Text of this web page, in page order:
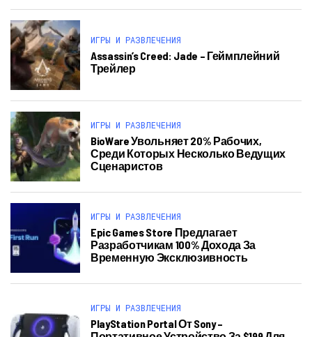
ИГРЫ И РАЗВЛЕЧЕНИЯ
Assassin’s Creed: Jade – Геймплейний
Трейлер
ИГРЫ И РАЗВЛЕЧЕНИЯ
BioWare Увольняет 20% Рабочих,
Среди Которых Несколько Ведущих
Сценаристов
ИГРЫ И РАЗВЛЕЧЕНИЯ
Epic Games Store Предлагает
Разработчикам 100% Дохода За
Временную Эксклюзивность
ИГРЫ И РАЗВЛЕЧЕНИЯ
PlayStation Portal От Sony –